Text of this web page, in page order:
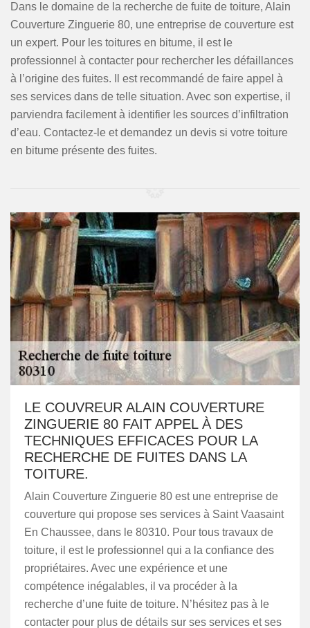
Dans le domaine de la recherche de fuite de toiture, Alain
Couverture Zinguerie 80, une entreprise de couverture est
un expert. Pour les toitures en bitume, il est le
professionnel à contacter pour rechercher les défaillances
à l’origine des fuites. Il est recommandé de faire appel à
ses services dans de telle situation. Avec son expertise, il
parviendra facilement à identifier les sources d’infiltration
d’eau. Contactez-le et demandez un devis si votre toiture
en bitume présente des fuites.
LE COUVREUR ALAIN COUVERTURE
ZINGUERIE 80 FAIT APPEL À DES
TECHNIQUES EFFICACES POUR LA
RECHERCHE DE FUITES DANS LA
TOITURE.
Alain Couverture Zinguerie 80 est une entreprise de
couverture qui propose ses services à Saint Vaasaint
En Chaussee, dans le 80310. Pour tous travaux de
toiture, il est le professionnel qui a la confiance des
propriétaires. Avec une expérience et une
compétence inégalables, il va procéder à la
recherche d’une fuite de toiture. N’hésitez pas à le
contacter pour plus de détails sur ses services et ses